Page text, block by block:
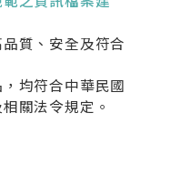
質、安全及符合
均符合中華民國
關法令規定。